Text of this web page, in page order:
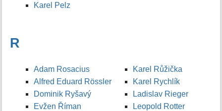
Karel Pelz
R
Adam Rosacius
Alfred Eduard Rössler
Dominik Ryšavý
Evžen Říman
Karel Růžička
Karel Rychlík
Ladislav Rieger
Leopold Rotter